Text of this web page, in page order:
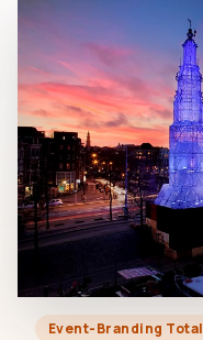
Event-Branding Total